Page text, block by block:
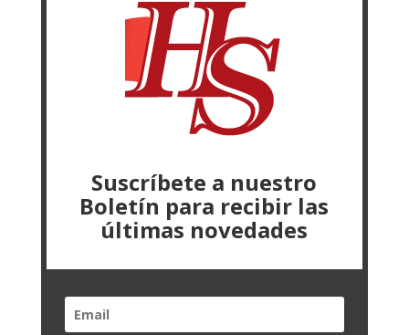
Suscríbete a nuestro
Boletín para recibir las
últimas novedades